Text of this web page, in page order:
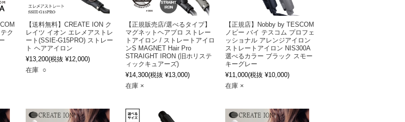
ク
【送料無料】CREATE ION ク
レイツ イオン エレメアストレ
ート(SSIE-G15PRO) ストレー
ト ヘアアイロン
¥13,200(税抜 ¥12,000)
在庫 ○
【正規販売店/選べるタイプ】
マグネットヘアプロ ストレー
トアイロン / ストレートアイロ
ンS MAGNET Hair Pro
STRAIGHT IRON (旧ホリステ
ィックキュアーズ)
¥14,300(税抜 ¥13,000)
在庫 ×
【正規店】Nobby by TESCOM
ノビー バイ テスコム プロフェ
ッショナル アレンジアイロン
ストレートアイロン NIS300A
選べるカラー ブラック スモー
キーグレー
¥11,000(税抜 ¥10,000)
在庫 ×